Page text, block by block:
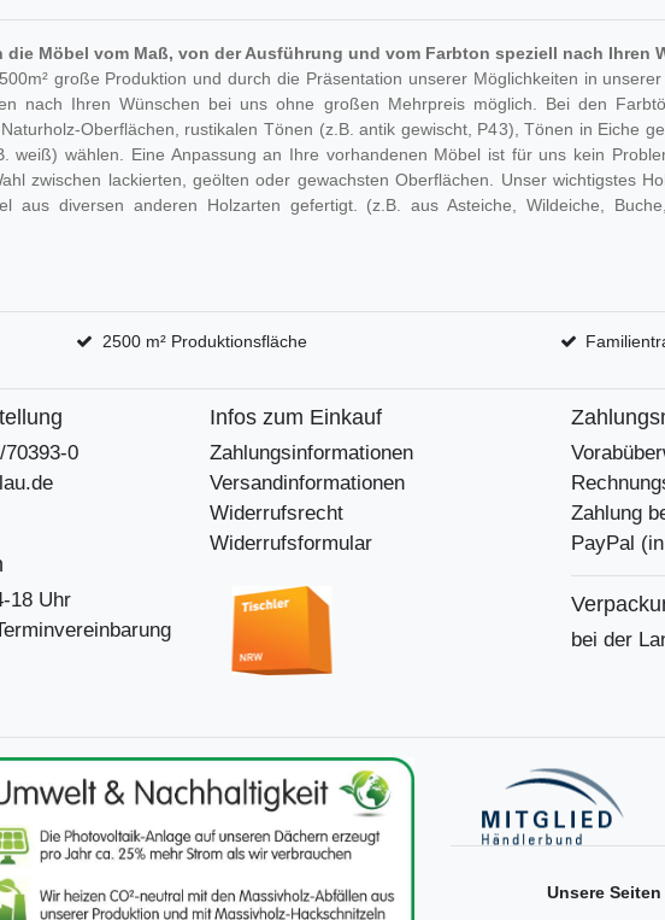
die Möbel vom Maß, von der Ausführung und vom Farbton speziell nach Ihren
große Produktion und durch die Präsentation unserer Möglichkeiten in
nach Ihren Wünschen bei uns ohne großen Mehrpreis möglich. Bei den
Oberflächen, rustikalen Tönen (z.B. antik gewischt, P43), Tönen in Eiche
weiß) wählen. Eine Anpassung an Ihre vorhandenen Möbel ist für uns kein
zwischen lackierten, geölten oder gewachsten Oberflächen. Unser wichtigstes
aus diversen anderen Holzarten gefertigt. (z.B. aus Asteiche, Wildeiche,
2500 m² Produktionsfläche
70393-0
18 Uhr
Infos zum Einkauf
Zahlungsinformationen
Versandinformationen
Widerrufsrecht
Widerrufsformular
Zahlung
PayPal
bei der
Unsere